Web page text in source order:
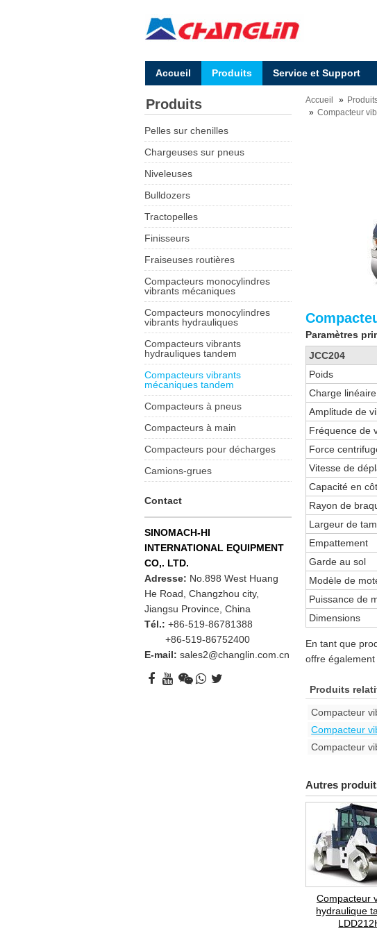
Accueil Produits Service et Support
Accueil
Compacteur
Paramètres
JCC204
Poids
Charge
Amplitude de
Fréquence de
Force
Vitesse de
Capacité en
Rayon de
Largeur de
Empattement
Garde au sol
Modèle de
Puissance de
Dimensions
En tant que
offre
Produits
Compacteur
Compacteur
Compacteur
Autres
Compacteur
hydraulique
Produits
Pelles sur chenilles
Chargeuses sur pneus
Niveleuses
Bulldozers
Tractopelles
Finisseurs
Fraiseuses routières
Compacteurs monocylindres
vibrants mécaniques
Compacteurs monocylindres
vibrants hydrauliques
Compacteurs vibrants
hydrauliques tandem
Compacteurs vibrants
mécaniques tandem
Compacteurs à pneus
Compacteurs à main
Compacteurs pour décharges
Camions-grues
Contact
SINOMACH-HI
INTERNATIONAL EQUIPMENT
CO,. LTD.
Adresse: No.898 West Huang
He Road, Changzhou city,
Jiangsu Province, China
Tél.: +86-519-86781388
+86-519-86752400
E-mail:sales2@changlin.com.cn